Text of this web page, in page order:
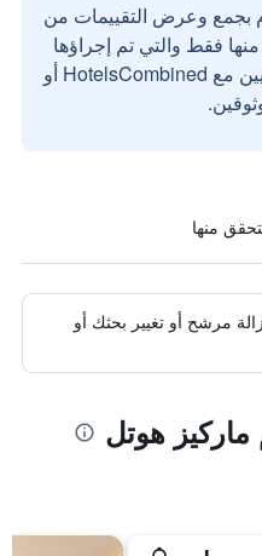
بجمع وعرض التقييمات من
فقط والتي تم إجراؤها
بواسطة مستخدمين حقيقيين مع HotelsCombined أو
مرشح أو تغيير بحثك أو
ماركيز هوتل